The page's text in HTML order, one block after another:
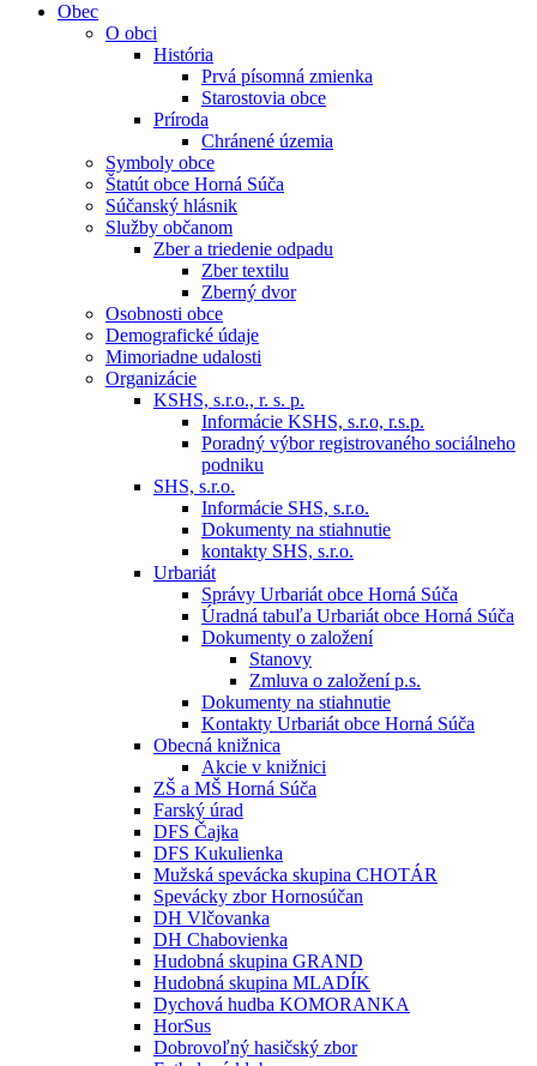
Obec
O obci
História
Prvá písomná zmienka
Starostovia obce
Príroda
Chránené územia
Symboly obce
Štatút obce Horná Súča
Súčanský hlásnik
Služby občanom
Zber a triedenie odpadu
Zber textilu
Zberný dvor
Osobnosti obce
Demografické údaje
Mimoriadne udalosti
Organizácie
KSHS, s.r.o., r. s. p.
Informácie KSHS, s.r.o, r.s.p.
Poradný výbor registrovaného sociálneho
podniku
SHS, s.r.o.
Informácie SHS, s.r.o.
Dokumenty na stiahnutie
kontakty SHS, s.r.o.
Urbariát
Správy Urbariát obce Horná Súča
Úradná tabuľa Urbariát obce Horná Súča
Dokumenty o založení
Stanovy
Zmluva o založení p.s.
Dokumenty na stiahnutie
Kontakty Urbariát obce Horná Súča
Obecná knižnica
Akcie v knižnici
ZŠ a MŠ Horná Súča
Farský úrad
DFS Čajka
DFS Kukulienka
Mužská spevácka skupina CHOTÁR
Spevácky zbor Hornosúčan
DH Vlčovanka
DH Chabovienka
Hudobná skupina GRAND
Hudobná skupina MLADÍK
Dychová hudba KOMORANKA
HorSus
Dobrovoľný hasičský zbor